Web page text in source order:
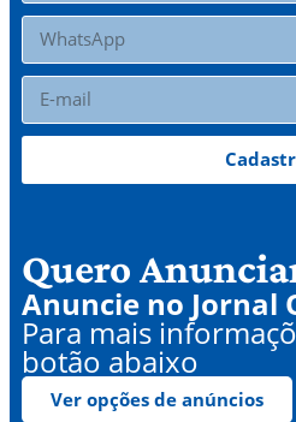
Quero
Anuncie no Jornal
Para mais
botão abaixo
Ver opções de anúncios